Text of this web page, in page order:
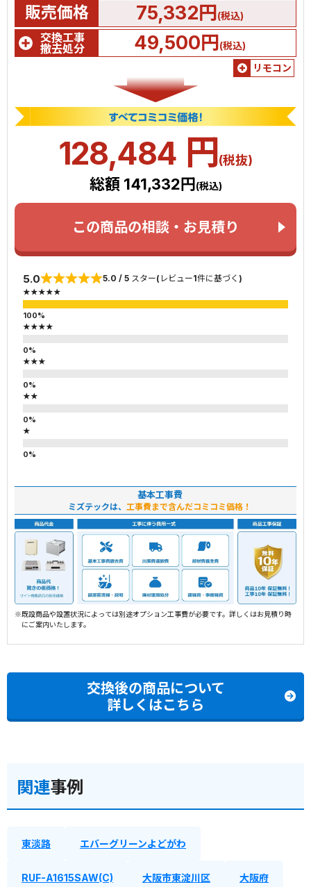
販売価格 75,332円(税込)
交換工事
撤去処分
49,500円(税込)
リモコン
128,484 円(税抜)
総額 141,332円 (税込)
この商品の相談・お見積り
5.0 5.0 / 5 スター(レビュー1件に基づく)
★★★★★
★★★★
★★★
★★
★
基本工事費
ミズテックは、 工事費まで含んだコミコミ価格！
※既設商品や設置状況によっては別途オプション工事費が必要です。詳しくはお見積り時
にご案内いたします。
交換後の商品について
詳しくはこちら
関連事例
東淡路 エバーグリーンよどがわ
RUF-A1615SAW(C) 大阪市東淀川区 大阪府